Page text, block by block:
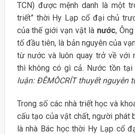
TCN) được mệnh danh là một
triết” thời Hy Lạp cổ đại chủ
của thế giới vạn vật là nước,
tố đầu tiên, là bản nguyên của
từ nước và luôn quay trở về với
thì không có gì cả. Nước tồn tại
luận: ĐÊMÔCRÍT thuyết nguyên
Trong số các nhà triết học và
cấu tạo của vật chất, người phát
là nhà Bác học thời Hy Lạp cổ